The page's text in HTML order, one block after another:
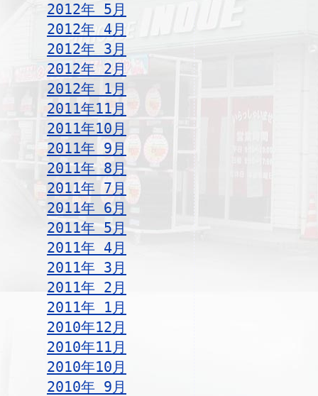
2012年 5月
2012年 4月
2012年 3月
2012年 2月
2012年 1月
2011年11月
2011年10月
2011年 9月
2011年 8月
2011年 7月
2011年 6月
2011年 5月
2011年 4月
2011年 3月
2011年 2月
2011年 1月
2010年12月
2010年11月
2010年10月
2010年 9月